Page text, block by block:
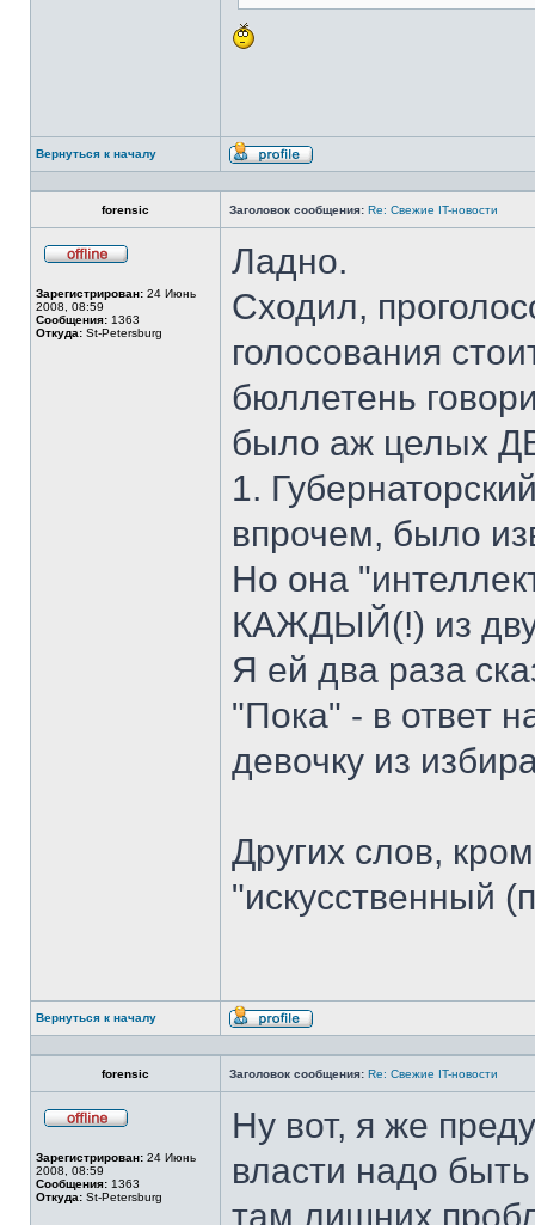
Вернуться к началу
Профиль
forensic Заголовок сообщения: Re: Свежие IT-новости
сети
Зарегистрирован: 24 Июнь
2008, 08:59
Сообщения: 1363
Откуда: St-Petersburg
Ладно.
Сходил,
голосования
бюллетень
было аж целых
1.
впрочем, было
Но она
КАЖДЫЙ(!) из
Я ей два раза
"Пока" - в ответ
девочку из
Других слов,
"искусственный
Вернуться к началу
Профиль
forensic Заголовок сообщения: Re: Свежие IT-новости
сети
Зарегистрирован: 24 Июнь
2008, 08:59
Сообщения: 1363
Откуда: St-Petersburg
Ну вот, я же
власти надо
там лишних